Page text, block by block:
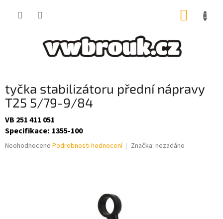
tyčka stabilizátoru přední nápravy
T25 5/79-9/84
VB 251 411 051
Specifikace: 1355-100
Průměrné
Neohodnoceno Podrobnosti hodnocení Značka: nezadáno